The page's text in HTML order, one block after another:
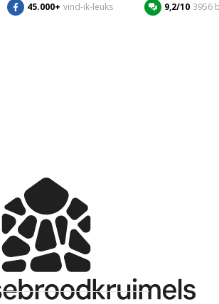
45.000+ vind-ik-leuks 9,2/10 3956